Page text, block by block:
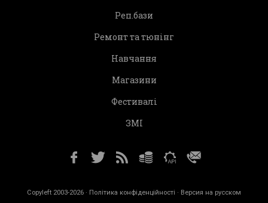
Реп.бази
Ремонт та тюнінг
Навчання
Магазини
Фестивалі
ЗМІ
Copyleft 2003-2026 · Політика конфіденційності · Версия на русском